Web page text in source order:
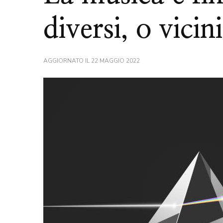
diversi, o
AGGIORNATO IL22 MAGGIO 2022